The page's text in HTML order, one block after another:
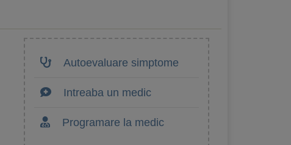
Autoevaluare simptome
Intreaba un medic
Programare la medic